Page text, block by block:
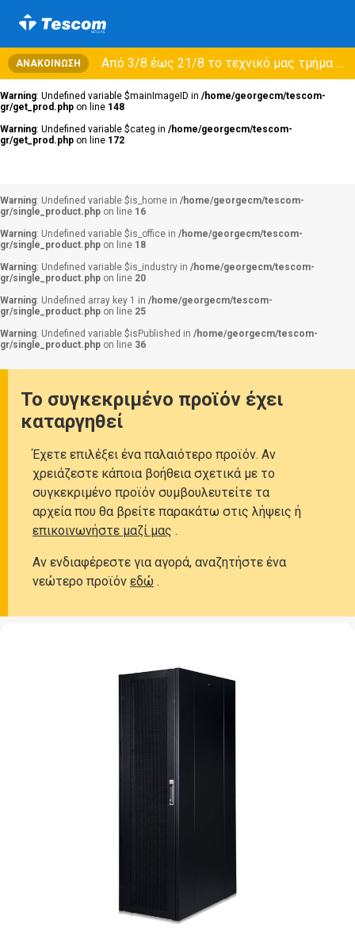
ΑΝΑΚΟΊΝΩΣΗ Από 3/8 έως 21/8 τo τεχνικό μας τμήμα θα εξυπηρετεί μόνο συμβόλαια συντήρησης και όχι νέες παραλαβές →
Warning: Undefined variable $mainImageID in /home/georgecm/tescom-
gr/get_prod.php on line 148
Warning: Undefined variable $categ in /home/georgecm/tescom-
gr/get_prod.php on line 172
Warning: Undefined array key 3 in/home/georgecm/tescom-gr/
Warning: Undefined array key 1 in
Αρχική Προϊόντα
Warning: Undefined variable $is_home in /home/georgecm/tescom-
gr/single_product.php on line 16
Warning: Undefined variable $is_office in /home/georgecm/tescom-
gr/single_product.php on line 18
Warning: Undefined variable $is_industry in /home/georgecm/tescom-
gr/single_product.php on line 20
Warning: Undefined array key 1 in /home/georgecm/tescom-
gr/single_product.php on line 25
Warning: Undefined variable $isPublished in /home/georgecm/tescom-
gr/single_product.php on line 36
Το συγκεκριμένο προϊόν έχει
καταργηθεί
Έχετε επιλέξει ένα παλαιότερο προϊόν. Αν
χρειάζεστε κάποια βοήθεια σχετικά με το
συγκεκριμένο προϊόν συμβουλευτείτε τα
αρχεία που θα βρείτε παρακάτω στις λήψεις ή
επικοινωνήστε μαζί μας .
Αν ενδιαφέρεστε για αγορά, αναζητήστε ένα
νεώτερο προϊόν εδώ .